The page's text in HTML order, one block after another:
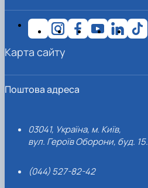
Поштова адреса
03041, Україна, м. Київ,
вул. Героїв Оборони, буд. 15.
(044) 527-82-42
Карта сайту